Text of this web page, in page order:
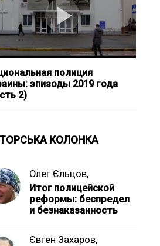
полиция
эпизоды 2019 года
2)
КОЛОНКА
Олег Єльцов,
Итог полицейской
реформы: беспредел
и безнаказанность
Євген Захаров,